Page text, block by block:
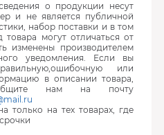
о продукции несут
и не является публичной
набор поставки и в том
могут отличаться от
изменены производителем
уведомления. Если вы
или
в описании товара,
нам на почту
только на тех товарах, где